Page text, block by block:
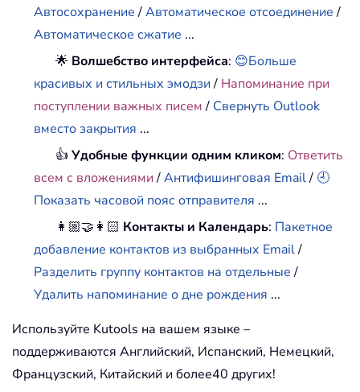
Автосохранение/Автоматическое отсоединение/
Автоматическое сжатие ...
🌟 Волшебство интерфейса: 😊Больше
красивых и стильных эмодзи/ Напоминание при
поступлении важных писем/ Свернуть Outlook
вместо закрытия ...
👍Удобные функции одним кликом: Ответить
всем с вложениями /Антифишинговая Email/ 🕘
Показать часовой пояс отправителя ...
👩🏼‍🤝‍👩🏻 Контакты и Календарь: Пакетное
добавление контактов из выбранных Email/
Разделить группу контактов на отдельные/
Удалить напоминание о дне рождения ...
Используйте Kutools на вашем языке –
поддерживаются Английский, Испанский, Немецкий,
Французский, Китайский и более40 других!